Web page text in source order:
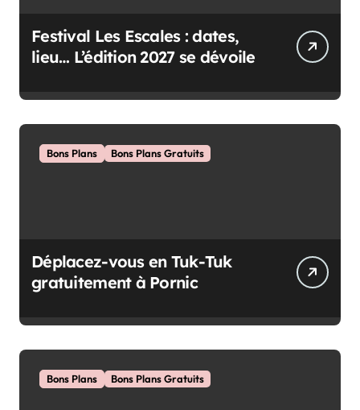
Festival Les Escales : dates,
lieu… L’édition 2027 se dévoile
Bons Plans Bons Plans Gratuits
Déplacez-vous en Tuk-Tuk
gratuitement à Pornic
Bons Plans Bons Plans Gratuits